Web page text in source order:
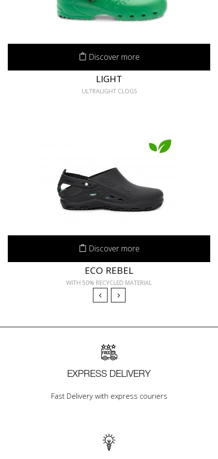
Discover more
LIGHT
ULTRALIGHT CLOGS
Discover more
ECO REBEL
WITH 50% RECYCLED MATERIAL
EXPRESS DELIVERY
Fast Delivery with express couriers